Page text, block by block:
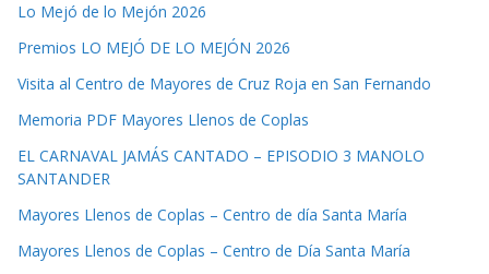
Lo Mejó de lo Mejón 2026
Premios LO MEJÓ DE LO MEJÓN 2026
Visita al Centro de Mayores de Cruz Roja en San Fernando
Memoria PDF Mayores Llenos de Coplas
EL CARNAVAL JAMÁS CANTADO – EPISODIO 3 MANOLO
SANTANDER
Mayores Llenos de Coplas – Centro de día Santa María
Mayores Llenos de Coplas – Centro de Día Santa María